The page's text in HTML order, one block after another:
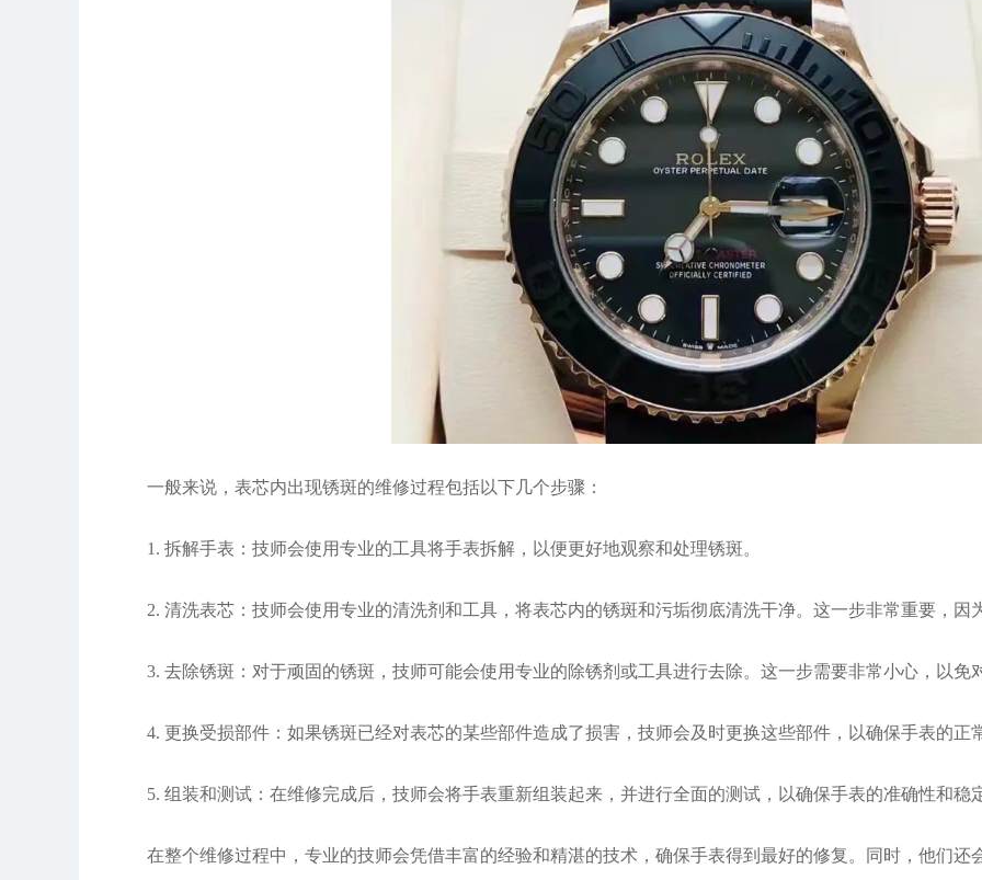
一般来说，表芯内出现锈斑的维修过程包括以下几个步骤：
1. 拆解手表：技师会使用专业的工具将手表拆解，以便更好地观察和处理锈斑。
2. 清洗表芯：技师会使用专业的清洗剂和工具，将表芯内的锈斑和污垢彻底清洗干净。这一步非常重要，因
3. 去除锈斑：对于顽固的锈斑，技师可能会使用专业的除锈剂或工具进行去除。这一步需要非常小心，以免
4. 更换受损部件：如果锈斑已经对表芯的某些部件造成了损害，技师会及时更换这些部件，以确保手表的正
5. 组装和测试：在维修完成后，技师会将手表重新组装起来，并进行全面的测试，以确保手表的准确性和稳
在整个维修过程中，专业的技师会凭借丰富的经验和精湛的技术，确保手表得到最好的修复。同时，他们还